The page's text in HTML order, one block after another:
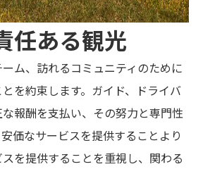
任ある観光
ム、訪れるコミュニティのために
を約束します。ガイド、ドライバ
報酬を支払い、その努力と専門性
価なサービスを提供することより
を提供することを重視し、関わる